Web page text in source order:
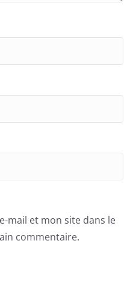
mail et mon site dans le
commentaire.